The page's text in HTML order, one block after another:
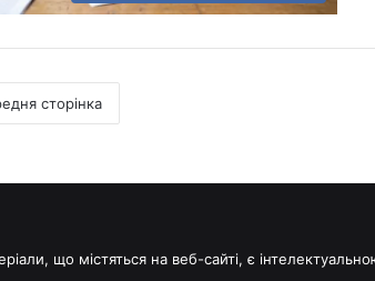
сторінка
що містяться на веб-сайті, є